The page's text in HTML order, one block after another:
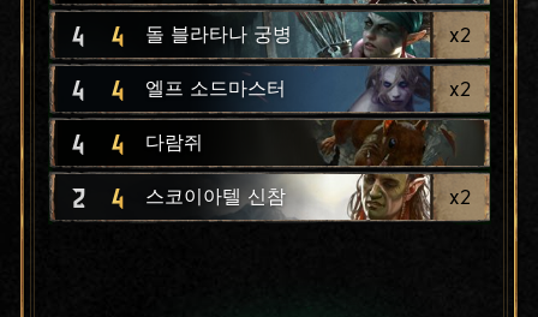
4 4 돌 블라타나 궁병 x2
4 4 엘프 소드마스터 x2
4 4 다람쥐
2 4 스코이아텔 신참 x2